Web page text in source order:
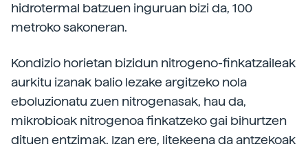
hidrotermal batzuen inguruan bizi da, 100
metroko sakoneran.
Kondizio horietan bizidun nitrogeno-finkatzaileak
aurkitu izanak balio lezake argitzeko nola
eboluzionatu zuen nitrogenasak, hau da,
mikrobioak nitrogenoa finkatzeko gai bihurtzen
dituen entzimak. Izan ere, litekeena da antzekoak